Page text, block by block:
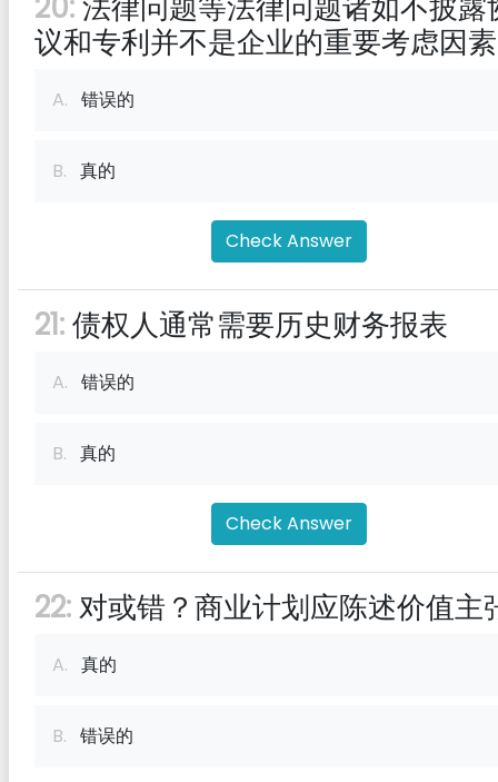
议和专利并不是企业的重要考虑因
A. 错误的
B. 真的
Check Answer
21:债权人通常需要历史财务报表
A. 错误的
B. 真的
Check Answer
22:对或错？商业计划应陈述价值主
A. 真的
B. 错误的